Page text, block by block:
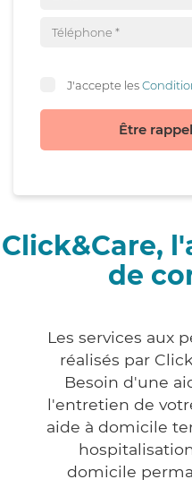
J'accepte les
Être
Click&Care,
de
Les services aux
réalisés par
Besoin d'une
l'entretien de
aide à domicile
domicile